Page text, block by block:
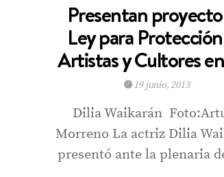
Presentan
Ley para
Artistas y Cultores
19 junio, 2013
Dilia Waikarán
Morreno La actriz Dilia
presentó ante la plenaria